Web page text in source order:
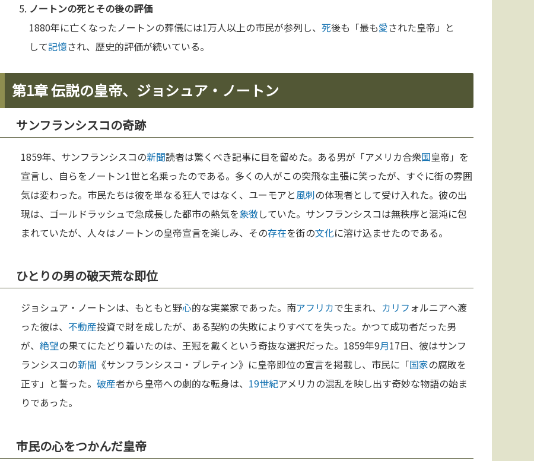
ノートンの死とその後の評価
1880年に亡くなったノートンの葬儀には1万人以上の市民が参列し、死後も「最も愛された皇帝」と
して記憶され、歴史的評価が続いている。
第1章 伝説の皇帝、ジョシュア・ノートン
サンフランシスコの奇跡
1859年、サンフランシスコの新聞読者は驚くべき記事に目を留めた。ある男が「アメリカ合衆国皇帝」を
宣言し、自らをノートン1世と名乗ったのである。多くの人がこの突飛な主張に笑ったが、すぐに街の雰囲
気は変わった。市民たちは彼を単なる狂人ではなく、ユーモアと風刺の体現者として受け入れた。彼の出
現は、ゴールドラッシュで急成長した都市の熱気を象徴していた。サンフランシスコは無秩序と混沌に包
まれていたが、人々はノートンの皇帝宣言を楽しみ、その存在を街の文化に溶け込ませたのである。
ひとりの男の破天荒な即位
ジョシュア・ノートンは、もともと野心的な実業家であった。南アフリカで生まれ、 カリフ ォルニアへ渡
った彼は、 不動産投資で財を成したが、ある契約の失敗によりすべてを失った。かつて成功者だった男
が、 絶望の果てにたどり着いたのは、王冠を戴くという奇抜な選択だった。1859年9月17日、彼はサンフ
ランシスコの新聞 《サンフランシスコ・ブレティン》に皇帝即位の宣言を掲載し、市民に「国家の腐敗を
正す」と誓った。 破産者から皇帝への劇的な転身は、 19世紀アメリカの混乱を映し出す奇妙な物語の始ま
りであった。
市民の心をつかんだ皇帝